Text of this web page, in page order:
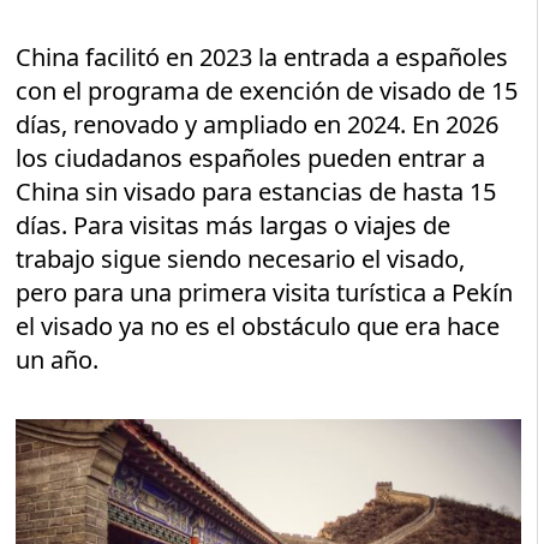
China facilitó en 2023 la entrada a españoles
con el programa de exención de visado de 15
días, renovado y ampliado en 2024. En 2026
los ciudadanos españoles pueden entrar a
China sin visado para estancias de hasta 15
días. Para visitas más largas o viajes de
trabajo sigue siendo necesario el visado,
pero para una primera visita turística a Pekín
el visado ya no es el obstáculo que era hace
un año.